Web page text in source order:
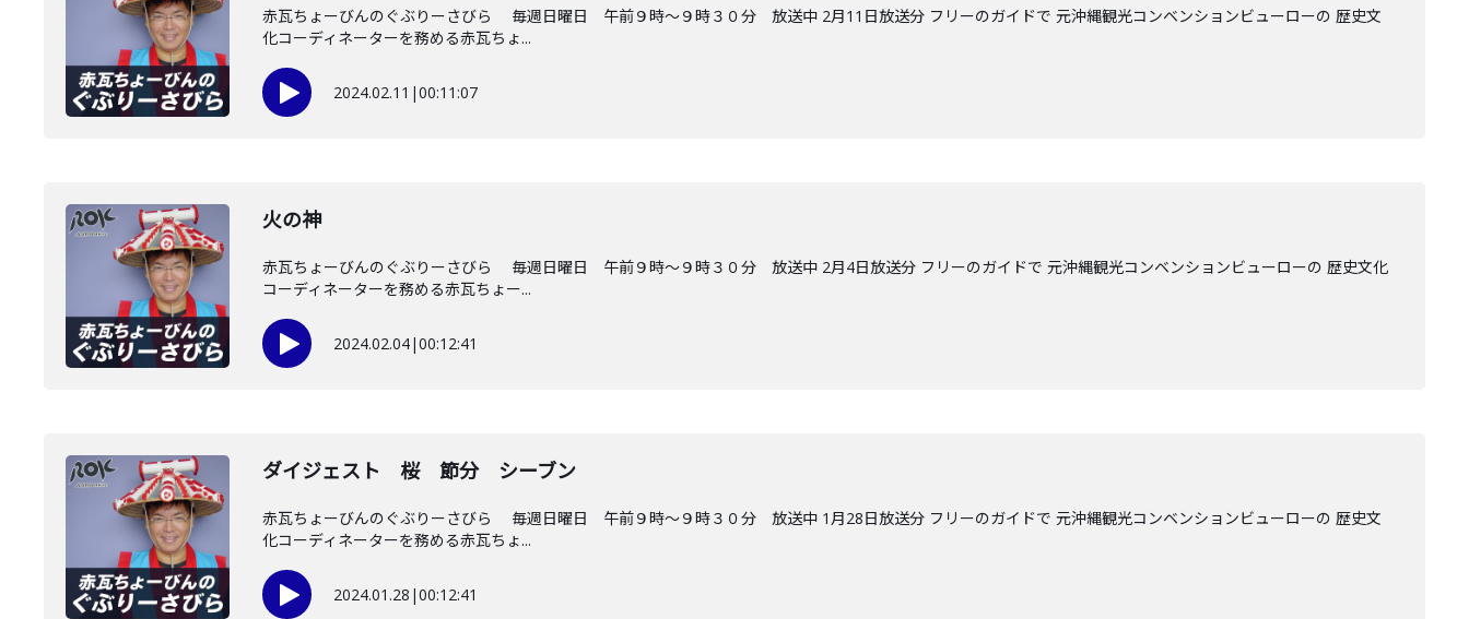
赤瓦ちょーびんのぐぶりーさびら 毎週日曜日 午前９時～９時３０分 放送中 2月11日放送分 フリーのガイドで 元沖縄観光コンベンションビューローの 歴史文
化コーディネーターを務める赤瓦ちょ...
2024.02.11 |00:11:07
火の神
赤瓦ちょーびんのぐぶりーさびら 毎週日曜日 午前９時～９時３０分 放送中 2月4日放送分 フリーのガイドで 元沖縄観光コンベンションビューローの 歴史文化
コーディネーターを務める赤瓦ちょー...
2024.02.04|00:12:41
ダイジェスト 桜 節分 シーブン
赤瓦ちょーびんのぐぶりーさびら 毎週日曜日 午前９時～９時３０分 放送中 1月28日放送分 フリーのガイドで 元沖縄観光コンベンションビューローの 歴史文
化コーディネーターを務める赤瓦ちょ...
2024.01.28 |00:12:41